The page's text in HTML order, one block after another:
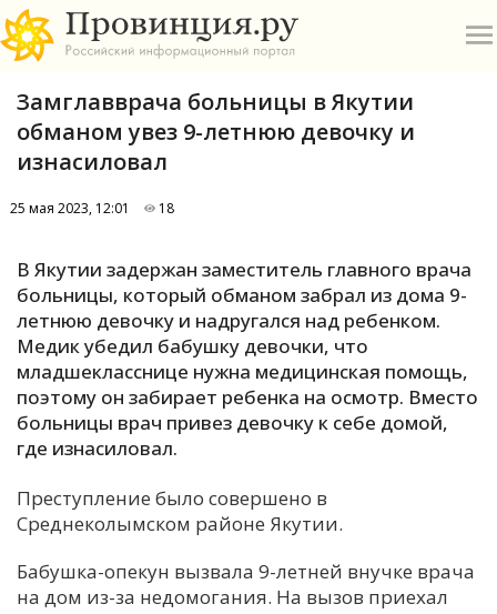
А
Б
В
П
Замглавврача больницы в Якутии
обманом увез 9-летнюю девочку и
изнасиловал
25 мая 2023, 12:01 18
В Якутии задержан заместитель главного врача
больницы, который обманом забрал из дома 9-
летнюю девочку и надругался над ребенком.
Медик убедил бабушку девочки, что
младшекласснице нужна медицинская помощь,
поэтому он забирает ребенка на осмотр. Вместо
больницы врач привез девочку к себе домой,
где изнасиловал.
Преступление было совершено в
Среднеколымском районе Якутии.
Бабушка-опекун вызвала 9-летней внучке врача
на дом из-за недомогания. На вызов приехал